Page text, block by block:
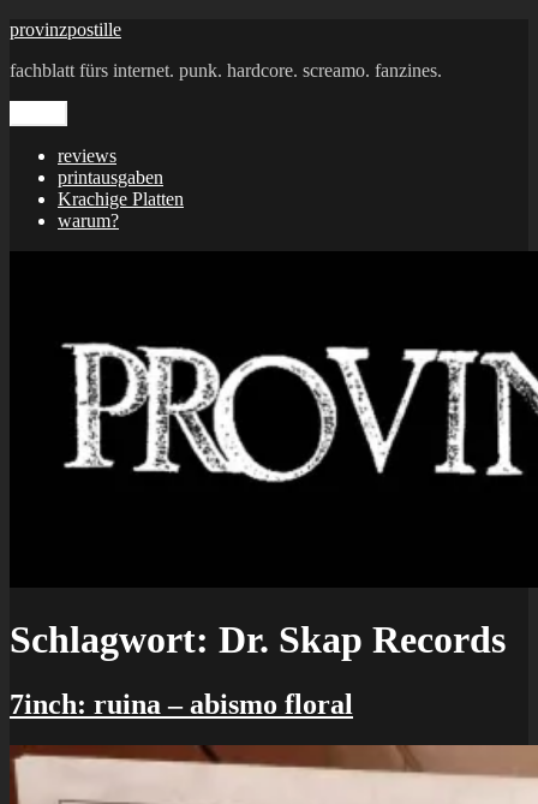
Zum
springen
provinzpostille
fachblatt fürs internet. punk. hardcore. screamo. fanzines.
reviews
printausgaben
Krachige Platten
warum?
Schlagwort: Dr. Skap Records
7inch: ruina – abismo floral